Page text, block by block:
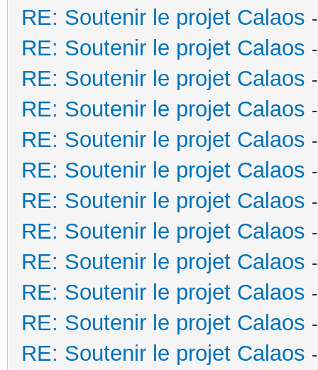
RE: Soutenir le projet Calaos
RE: Soutenir le projet Calaos
RE: Soutenir le projet Calaos
RE: Soutenir le projet Calaos
RE: Soutenir le projet Calaos
RE: Soutenir le projet Calaos
RE: Soutenir le projet Calaos
RE: Soutenir le projet Calaos
RE: Soutenir le projet Calaos
RE: Soutenir le projet Calaos
RE: Soutenir le projet Calaos
RE: Soutenir le projet Calaos